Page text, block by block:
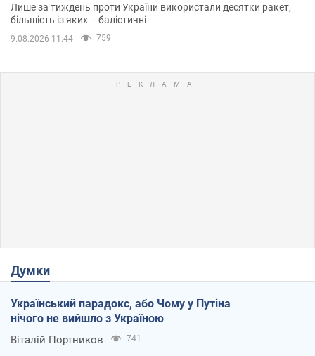
Лише за тиждень проти України використали десятки ракет,
більшість із яких – балістичні
9.08.2026 11:44 759
Думки
Український парадокс, або Чому у Путіна
нічого не вийшло з Україною
Віталій Портников 741